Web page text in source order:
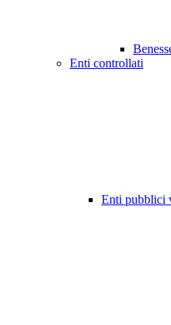
Enti controllati
Enti pubblici